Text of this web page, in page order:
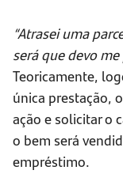
“Atrasei uma
será que devo
Teoricamente,
única prestação,
ação e solicitar o
o bem será
empréstimo.